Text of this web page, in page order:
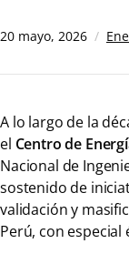
20 mayo, 2026
A lo largo de la
el Centro de
Nacional de
sostenido de
validación y
Perú, con especial